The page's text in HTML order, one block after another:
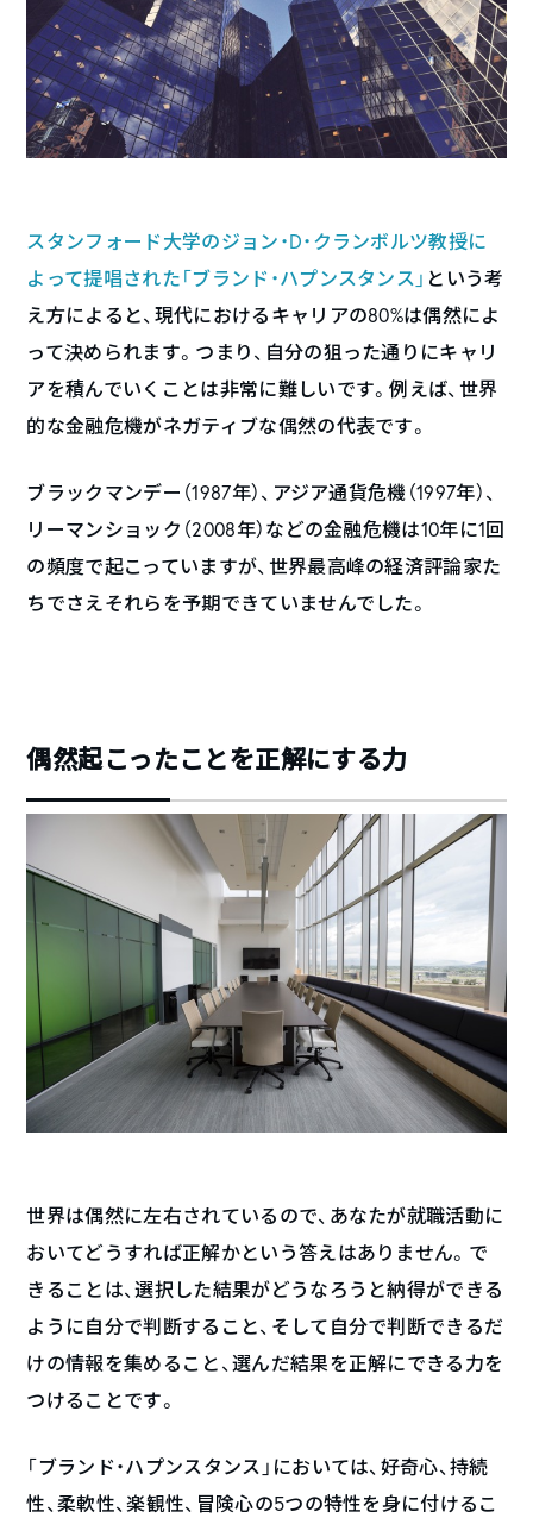
スタンフォード大学のジョン・D・クランボルツ教授に
よって提唱された「ブランド・ハプンスタンス」 という考
え方によると、現代におけるキャリアの80%は偶然によ
って決められます。つまり、自分の狙った通りにキャリ
アを積んでいくことは非常に難しいです。例えば、世界
的な金融危機がネガティブな偶然の代表です。
ブラックマンデー（1987年）、アジア通貨危機（1997年）、
リーマンショック（2008年）などの金融危機は10年に1回
の頻度で起こっていますが、世界最高峰の経済評論家た
ちでさえそれらを予期できていませんでした。
偶然起こったことを正解にする力
世界は偶然に左右されているので、あなたが就職活動に
おいてどうすれば正解かという答えはありません。で
きることは、選択した結果がどうなろうと納得ができる
ように自分で判断すること、そして自分で判断できるだ
けの情報を集めること、選んだ結果を正解にできる力を
つけることです。
「ブランド・ハプンスタンス」においては、好奇心、持続
性、柔軟性、楽観性、冒険心の5つの特性を身に付けるこ